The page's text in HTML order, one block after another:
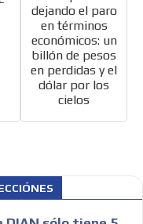
dejando el paro
en términos
económicos: un
billón de pesos
en perdidas y el
dólar por los
cielos